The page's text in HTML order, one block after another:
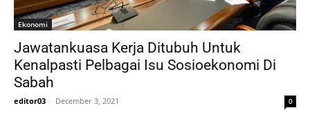
Ekonomi
Jawatankuasa Kerja Ditubuh Untuk
Kenalpasti Pelbagai Isu Sosioekonomi Di
Sabah
editor03 - December 3, 2021 0